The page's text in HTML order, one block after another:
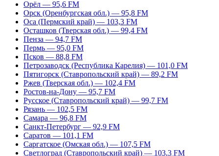
Орёл — 95,6 FM
Орск (Оренбургская обл.) — 95,8 FM
Оса (Пермский край) — 103,3 FM
Осташков (Тверская обл.) — 99,4 FM
Пенза — 94,7 FM
Пермь — 95,0 FM
Псков — 88,8 FM
Петрозаводск (Республика Карелия) — 101,0 FM
Пятигорск (Ставропольский край) — 89,2 FM
Ржев (Тверская обл.) — 102,4 FM
Ростов-на-Дону — 95,7 FM
Русское (Ставропольский край) — 99,7 FM
Рязань — 102,5 FM
Самара — 96,8 FM
Санкт-Петербург — 92,9 FM
Саратов — 101,1 FM
Саргатское (Омская обл.) — 107,5 FM
Светлоград (Ставропольский край) — 103,3 FM